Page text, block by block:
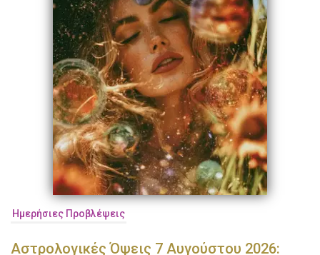
Ημερήσιες Προβλέψεις
Αστρολογικές Όψεις 7 Αυγούστου 2026: